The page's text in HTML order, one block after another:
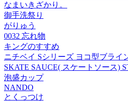
なまいきざかり。
御手洗祭り
がりゅう
0032 忘れ物
キングのすすめ
ニチベイ Sシリーズ ヨコ型ブライ
SKATE SAUCE( スケートソース)
泡盛カップ
NANDO
とくっつけ